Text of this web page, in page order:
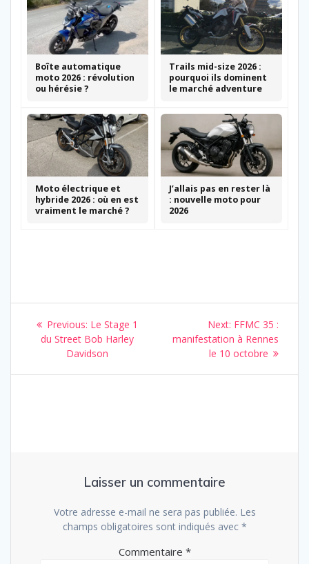
Boîte automatique
moto 2026 : révolution
ou hérésie ?
Trails mid-size 2026 :
pourquoi ils dominent
le marché adventure
Moto électrique et
hybride 2026 : où en est
vraiment le marché ?
J’allais pas en rester là
: nouvelle moto pour
2026
Navigation
l’article
Previous: Previous
post:
Le Stage 1
du Street Bob Harley
Davidson
Next: Next
post:
FFMC 35 :
manifestation à Rennes
le 10 octobre
Laisser un commentaire
Votre adresse e-mail ne sera pas publiée. Les
champs obligatoires sont indiqués avec *
Commentaire *